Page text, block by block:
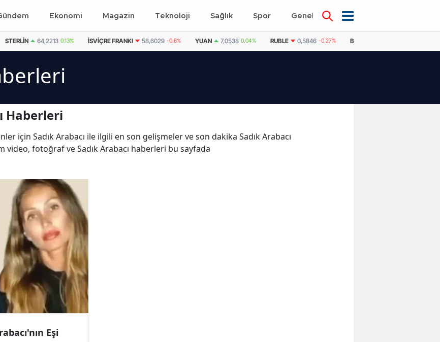
Ekonomi Magazin Teknoloji Sağlık Spor Genel Dünya
STERLIN 64,2213 0.13% İSVIÇRE FRANKI 58,6029 -0.6% YUAN 7,0538 0.04% RUBLE 0,5846 -0.27% BAE DIRHEMI
Haberleri
için Sadık Arabacı ile ilgili en son gelişmeler ve son dakika Sadık Arabacı
video, fotoğraf ve Sadık Arabacı haberleri bu sayfada
Eşi